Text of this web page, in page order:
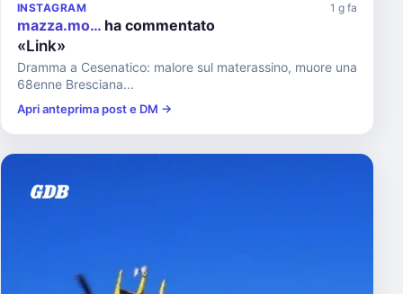
INSTAGRAM 1 g fa
mazza.mo… ha commentato
«Link»
Dramma a Cesenatico: malore sul materassino, muore una
68enne Bresciana...
Apri anteprima post e DM →